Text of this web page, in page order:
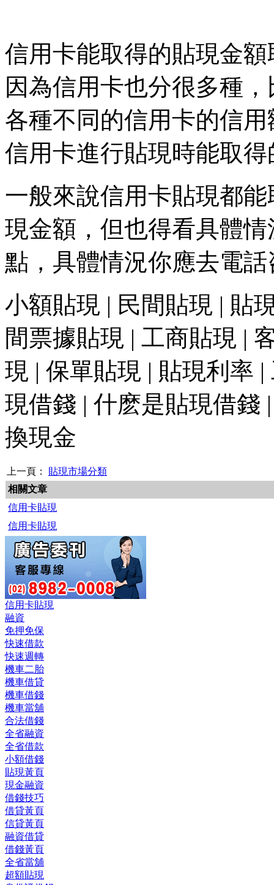
信用卡能取得的貼現金
因為信用卡也分很多種
各種不同的信用卡的信
信用卡進行貼現時能取
一般來說信用卡貼現都
現金額，但也得看具體
點，具體情況你應去電
小額貼現 | 民間貼現 | 貼
間票據貼現 | 工商貼現 |
現 | 保單貼現 | 貼現利率
現借錢 | 什麽是貼現借錢
換現金
上一頁： 貼現市場分類
相關文章
信用卡貼現
信用卡貼現
信用卡貼現
融資
免押免保
快速借款
快速週轉
機車二胎
機車借貸
機車借錢
機車當舖
合法借錢
全省融資
全省借款
小額借錢
貼現黃頁
現金融資
借錢技巧
借貸黃頁
信貸黃頁
融資借貸
借錢黃頁
全省當舖
超額貼現